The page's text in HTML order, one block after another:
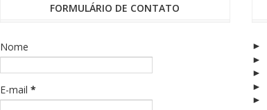
FORMULÁRIO DE CONTATO
Nome
E-mail*
►
►
►
►
►